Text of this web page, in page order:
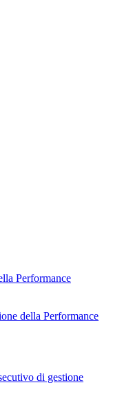
Performance
della Performance
di gestione